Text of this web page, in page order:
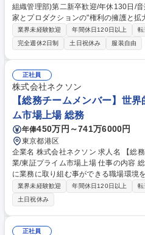
組織管理部)第二新卒歓迎/年休130日/音楽業界に貢献
家とプロダクションの"権利の擁護と
体にて、社内ＤＢの開発管理や委員会
般をお任せします【音制連とは】http://
■理事会・各委員会の招集/資料作成/議
画運営 ■HPや会員向けポータルサイ
理 ■DXやAI導入等の社内システムの構
トのディレクション 【魅力】音楽業界
方々と共に、音楽業界の諸課題解決に
る一手を担うやりがいを感じられます。 募集職種 総務/広報(事務系
職/組織管理部)第二新卒歓迎/年休130日
業界未経験歓迎 年間休日120日以上 転
完全週休2日制
土日祝休み 服装自由
正社員
株式会社ネクソン
【総務チームメンバー】世
ム市場上場 総務
年俸450万円～741万6000円
東京都港区
企業名 株式会社ネクソン 求人名 【総務チームメンバー】世界的ゲーム企
業/東証プライム市場上場 仕事の内容 総務メンバーとして、従業員が快適
に業務に取り組む事ができる職場環境
況に合わせて業務改善や新規提案をしていただき
話など機器の管理、運用、保守 ■セキ
理、運用、保守 ■オフィス用品など備
の出張手配 ■飲食・レクリエーション
退社・異動・休復職の対応 ■郵便・宅
業界未経験歓迎 年間休日120日以上 転
土日祝休み
正社員